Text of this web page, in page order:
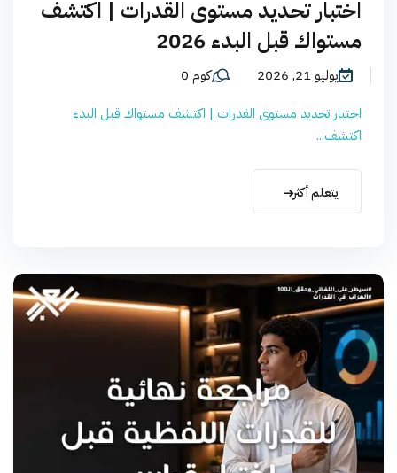
اختبار تحديد مستوى القدرات | اكتشف
مستواك قبل البدء 2026
يوليو 21, 2026
كوم 0
اختبار تحديد مستوى القدرات | اكتشف مستواك قبل البدء
اكتشف...
يتعلم أكثر